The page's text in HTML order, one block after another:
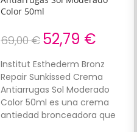
Cuenta con un aroma
resistente al agua. Apta para
todo tipo de piel.
Color 50ml
69,00 € 52,79 €
Institut Esthederm Bronz
Repair Sunkissed Crema
Antiarrugas Sol Moderado
Color 50ml es una crema
antiedad bronceadora que